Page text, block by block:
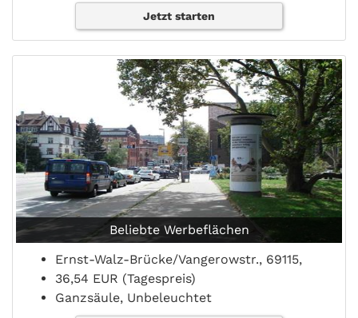
Jetzt starten
Beliebte Werbeflächen
Ernst-Walz-Brücke/Vangerowstr., 69115,
36,54 EUR (Tagespreis)
Ganzsäule, Unbeleuchtet